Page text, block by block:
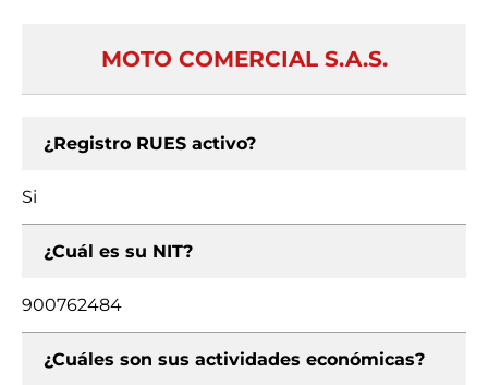
MOTO COMERCIAL S.A.S.
¿Registro RUES activo?
Si
¿Cuál es su NIT?
900762484
¿Cuáles son sus actividades económicas?